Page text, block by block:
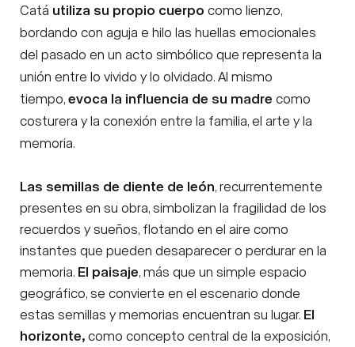
Catá utiliza su propio cuerpo como lienzo,
bordando con aguja e hilo las huellas emocionales
del pasado en un acto simbólico que representa la
unión entre lo vivido y lo olvidado. Al mismo
tiempo, evoca la influencia de su madre como
costurera y la conexión entre la familia, el arte y la
memoria.
Las semillas de diente de león , recurrentemente
presentes en su obra, simbolizan la fragilidad de los
recuerdos y sueños, flotando en el aire como
instantes que pueden desaparecer o perdurar en la
memoria. El paisaje , más que un simple espacio
geográfico, se convierte en el escenario donde
estas semillas y memorias encuentran su lugar. El
horizonte,como concepto central de la exposición,